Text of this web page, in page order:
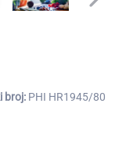
broj: PHI HR1945/80